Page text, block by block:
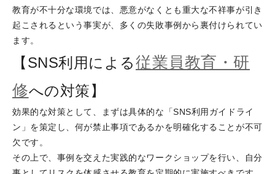
教育が不十分な環境では、悪意がなくとも重大な不祥事が引き
起こされるという事実が、多くの失敗事例から裏付けられてい
ます。
【SNS利用による従業員教育・研
修への対策】
効果的な対策として、まずは具体的な「SNS利用ガイドライ
ン」を策定し、何が禁止事項であるかを明確化することが不可
欠です。
その上で、事例を交えた実践的なワークショップを行い、自分